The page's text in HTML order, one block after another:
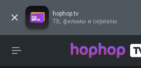
hophop.tv
ТВ, фильмы и сериалы